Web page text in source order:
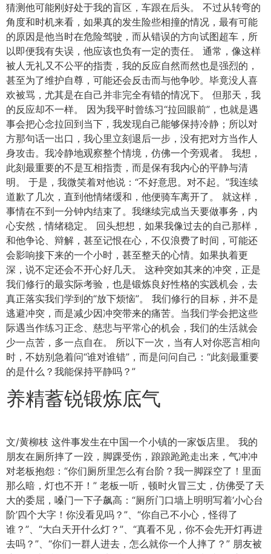
猜测他可能刚好处于我的盲区，车跟在后头。 不过从转弯的
角度和时机来看，如果真的发生险些相撞的情况，最有可能
的原因是他当时在危险驾驶，而从错误的方向试图超车，所
以即便我有失误，他应该也负有一定的责任。 通常，像这样
被人无礼又不公平的指责，我的反应自然而然也是强烈的，
甚至为了维护自尊，可能还会反击而与他争吵。毕竟没人喜
欢被骂，尤其是在自己并非完全有错的情况下。 但那天，我
的反应却不一样。 因为我平时曾练习“拉回眼前”，也就是遇
事会把心念拉回到当下，我发现自己能够保持冷静；所以对
方那句话一出口，我心里立刻退后一步，没有把对方当作人
身攻击。我冷静地观察整个情境，仿佛一个旁观者。 我想，
此刻最重要的不是互相指责，而是保有我内心的平静与清
明。 于是，我微笑着对他说：“不好意思。对不起。”我连续
道歉了几次，直到他情绪缓和，他便骑车离开了。 就这样，
事情在不到一分钟内结束了。我继续完成当天要做事务，内
心安然，情绪稳定。 回头想想，如果我像过去的自己那样，
和他争论、辩解，甚至记恨在心，不仅浪费了时间，可能还
会影响接下来的一个小时，甚至整天的心情。如果执着更
深，说不定还会不开心好几天。 这种突如其来的冲突，正是
我们修行的最实际考验，也是锻炼良好性格的实践机会，去
真正落实我们学到的“放下烦恼”。 我们修行的目标，并不是
逃避冲突，而是减少因冲突带来的痛苦。当我们学会把这些
际遇当作练习正念、慈悲与平常心的机会，我们的生活就会
少一点苦，多一点自在。 所以下一次，当有人对你恶言相向
时，不妨别急着问“谁对谁错”，而是问问自己：“此刻最重要
的是什么？我能保持平静吗？”
养精蓄锐锻炼底气
文/黄柳枝 这件事发生在中国一个小镇的一家饭店里。 我的
朋友在厕所摔了一跤，脚踝受伤，踉踉跄跄走出来，气冲冲
对老板抱怨：“你们厕所里怎么有台阶？我一脚踩空了！里面
那么暗，灯也不开！” 老板一听，顿时火冒三丈，仿佛受了天
大的委屈，嗓门一下子飙高：“厕所门口墙上明明写着‘小心台
阶’四个大字！你没看见吗？”、“你自己不小心，怪得了
谁？”、“大白天开什么灯？”、“真看不见，你不会先开灯再进
去吗？”、“你们一群人进去，怎么就你一个人摔了？” 朋友被